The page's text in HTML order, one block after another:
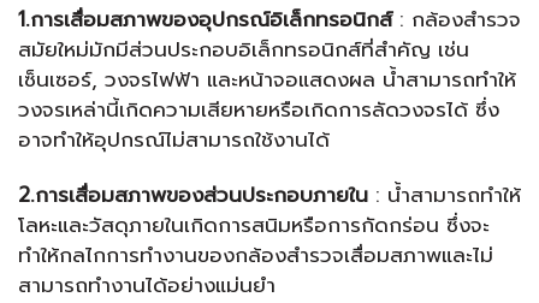
1.การเสื่อมสภาพของอุปกรณ์อิเล็กทรอนิกส์: กล้องสำรวจ
สมัยใหม่มักมีส่วนประกอบอิเล็กทรอนิกส์ที่สำคัญ เช่น
เซ็นเซอร์, วงจรไฟฟ้า และหน้าจอแสดงผล น้ำสามารถทำให้
วงจรเหล่านี้เกิดความเสียหายหรือเกิดการลัดวงจรได้ ซึ่ง
อาจทำให้อุปกรณ์ไม่สามารถใช้งานได้
2.การเสื่อมสภาพของส่วนประกอบภายใน : น้ำสามารถทำให้
โลหะและวัสดุภายในเกิดการสนิมหรือการกัดกร่อน ซึ่งจะ
ทำให้กลไกการทำงานของกล้องสำรวจเสื่อมสภาพและไม่
สามารถทำงานได้อย่างแม่นยำ